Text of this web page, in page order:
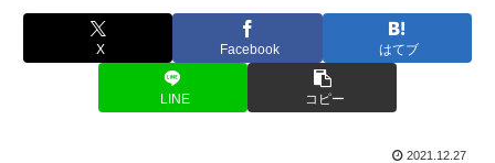
X Facebook はてブ
LINE コピー
2021.12.27